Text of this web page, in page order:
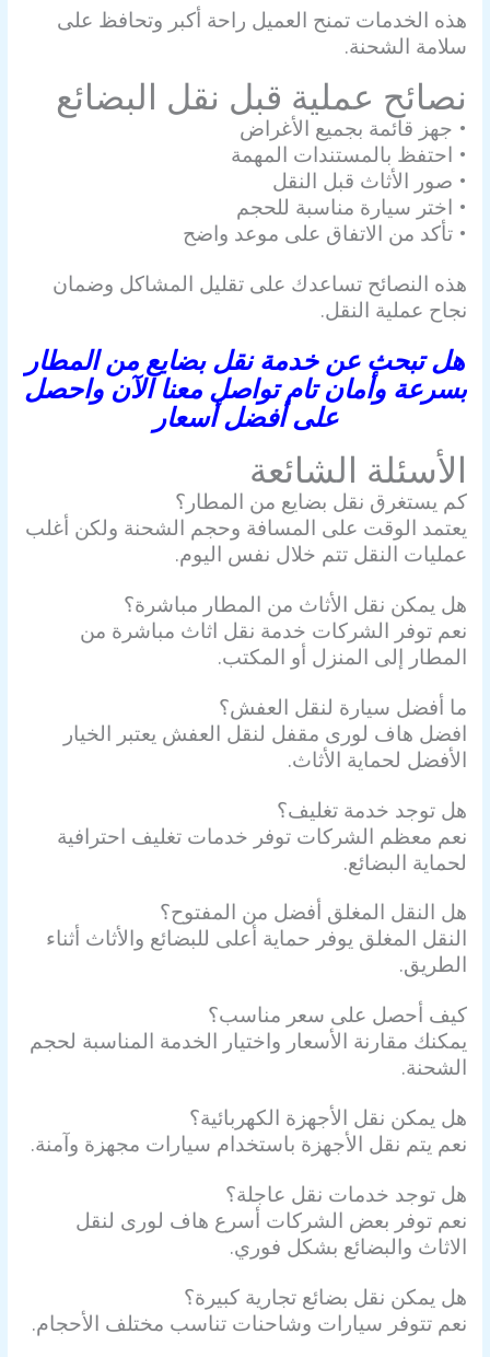
هذه الخدمات تمنح العميل راحة أكبر وتحافظ على
سلامة الشحنة.
نصائح عملية قبل نقل البضائع
• جهز قائمة بجميع الأغراض
• احتفظ بالمستندات المهمة
• صور الأثاث قبل النقل
• اختر سيارة مناسبة للحجم
• تأكد من الاتفاق على موعد واضح
هذه النصائح تساعدك على تقليل المشاكل وضمان
نجاح عملية النقل.
هل تبحث عن خدمة نقل بضايع من المطار
بسرعة وأمان تام تواصل معنا الآن واحصل
على أفضل أسعار
الأسئلة الشائعة
كم يستغرق نقل بضايع من المطار؟
يعتمد الوقت على المسافة وحجم الشحنة ولكن أغلب
عمليات النقل تتم خلال نفس اليوم.
هل يمكن نقل الأثاث من المطار مباشرة؟
نعم توفر الشركات خدمة نقل اثاث مباشرة من
المطار إلى المنزل أو المكتب.
ما أفضل سيارة لنقل العفش؟
افضل هاف لورى مقفل لنقل العفش يعتبر الخيار
الأفضل لحماية الأثاث.
هل توجد خدمة تغليف؟
نعم معظم الشركات توفر خدمات تغليف احترافية
لحماية البضائع.
هل النقل المغلق أفضل من المفتوح؟
النقل المغلق يوفر حماية أعلى للبضائع والأثاث أثناء
الطريق.
كيف أحصل على سعر مناسب؟
يمكنك مقارنة الأسعار واختيار الخدمة المناسبة لحجم
الشحنة.
هل يمكن نقل الأجهزة الكهربائية؟
نعم يتم نقل الأجهزة باستخدام سيارات مجهزة وآمنة.
هل توجد خدمات نقل عاجلة؟
نعم توفر بعض الشركات أسرع هاف لورى لنقل
الاثاث والبضائع بشكل فوري.
هل يمكن نقل بضائع تجارية كبيرة؟
نعم تتوفر سيارات وشاحنات تناسب مختلف الأحجام.